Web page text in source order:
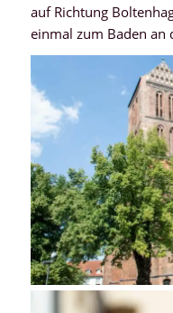
auf Richtung
einmal zum Baden an